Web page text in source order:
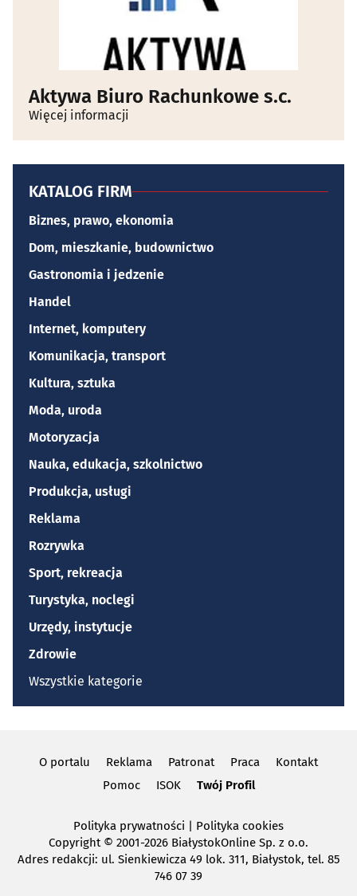
Aktywa Biuro Rachunkowe s.c.
Więcej informacji
KATALOG FIRM
Biznes, prawo, ekonomia
Dom, mieszkanie, budownictwo
Gastronomia i jedzenie
Handel
Internet, komputery
Komunikacja, transport
Kultura, sztuka
Moda, uroda
Motoryzacja
Nauka, edukacja, szkolnictwo
Produkcja, usługi
Reklama
Rozrywka
Sport, rekreacja
Turystyka, noclegi
Urzędy, instytucje
Zdrowie
Wszystkie kategorie
O portalu Reklama Patronat Praca
Kontakt
Pomoc
ISOK Twój Profil
Polityka prywatności
Polityka cookies
Copyright© 2001-2026 BiałystokOnline Sp. z o.o.
Adres redakcji: ul. Sienkiewicza 49 lok. 311, Białystok, tel. 85
746 07 39